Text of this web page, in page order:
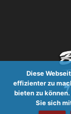
Diese
effizienter zu
bieten zu
Sie sich